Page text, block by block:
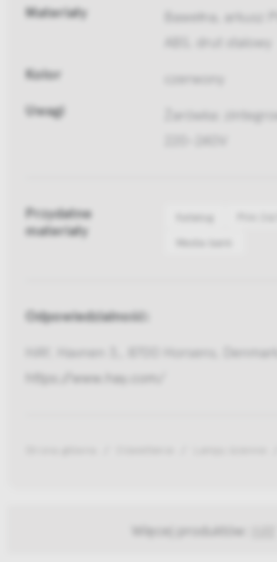
Materiały
Bawełna, arkusz
ABS, drut stalowy
Kolor czerwony
Uwagi
Żarówka:
220-240V
Przydatne
materiały
Katalog
Media bank
Odpowiedzialność:
HAY, Havnen 3,, 8700 Horsens, Denmark,
https://www.hay.com/
Więcej produktów: